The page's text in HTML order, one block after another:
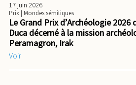
17 juin 2026
Prix| Mondes sémitiques
Le Grand Prix d’Archéologie
Duca décerné à la mission
Peramagron, Irak
Voir